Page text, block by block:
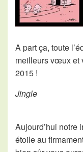
A part ça, toute
meilleurs vœux et
2015 !
Jingle
Aujourd’hui notre
étoile au